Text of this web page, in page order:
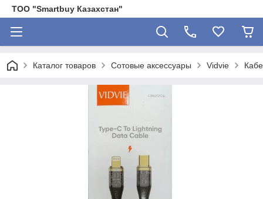
ТОО "Smartbuy Казахстан"
Каталог товаров Сотовые аксессуары Vidvie